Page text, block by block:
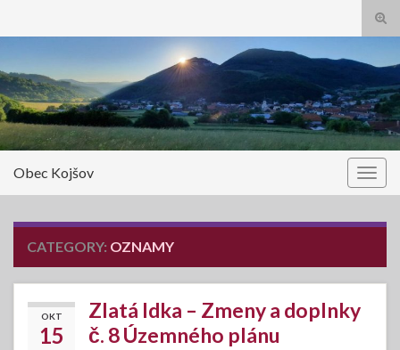
Obec Kojšov
CATEGORY: OZNAMY
OKT
15
Zlatá Idka – Zmeny a doplnky
č. 8 Územného plánu